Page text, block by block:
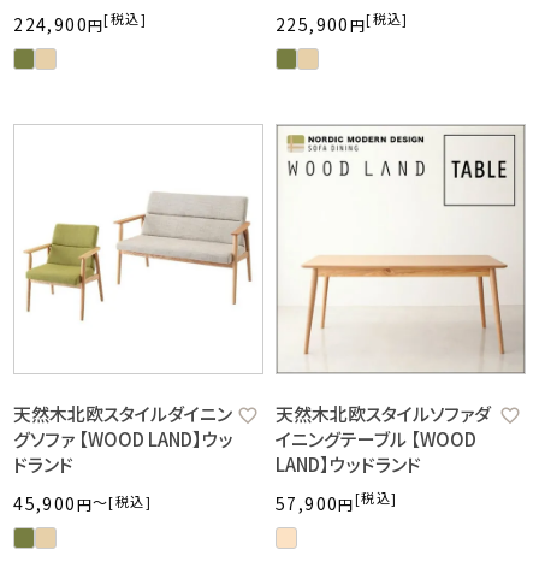
224,900 税込 225,900 税込
天然木北欧スタイルダイニン
グソファ 【WOOD LAND】ウッ
ドランド
45,900 税込
〜
天然木北欧スタイルソファダ
イニングテーブル 【WOOD
LAND】ウッドランド
57,900 税込